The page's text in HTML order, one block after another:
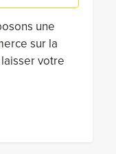
une
sur la
votre